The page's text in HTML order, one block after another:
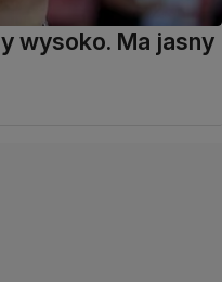
wysoko. Ma jasny